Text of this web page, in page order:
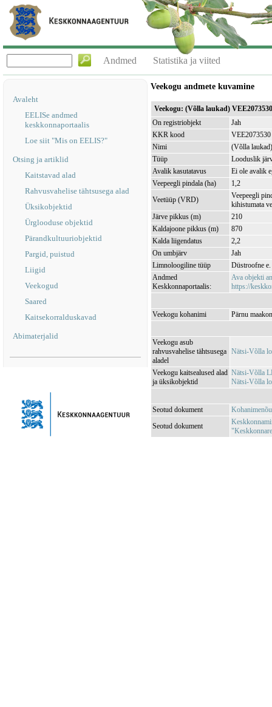
Andmed Statistika ja viited
Avaleht
EELISe andmed
keskkonnaportaalis
Loe siit "Mis on EELIS?"
Otsing ja artiklid
Kaitstavad alad
Rahvusvahelise tähtsusega alad
Üksikobjektid
Ürglooduse objektid
Pärandkultuuriobjektid
Pargid, puistud
Liigid
Veekogud
Saared
Kaitsekorralduskavad
Abimaterjalid
Veekogu andmete kuvamine
Veekogu: (Võlla laukad) VEE2073530
On registriobjekt
Jah
KKR kood
VEE2073530
Nimi
(Võlla laukad)
Tüüp
Looduslik
Avalik kasutatavus
Ei ole avalik
Veepeegli pindala (ha)
1,2
Veetüüp (VRD)
Veepeegli
kihistumata
Järve pikkus (m)
210
Kaldajoone pikkus (m)
870
Kalda liigendatus
2,2
On umbjärv
Jah
Limnoloogiline tüüp
Düstroofne
Andmed
Keskkonnaportaalis:
Ava objekti
https://
Veekogu kohanimi Pärnu
Veekogu asub
rahvusvahelise tähtsusega
aladel
Nätsi-Võlla
Veekogu kaitsealused alad
ja üksikobjektid
Nätsi-Võlla
Nätsi-Võlla
Seotud dokument
Seotud dokument